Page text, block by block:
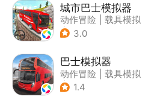
城市巴士模拟器
动作冒险
载具模拟
| 写实
3.0
巴士模拟器
动作冒险
载具模拟
| 写实
1.4